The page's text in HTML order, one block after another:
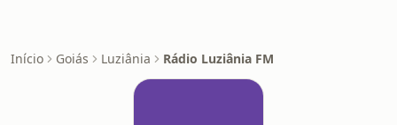
Início Goiás Luziânia Rádio Luziânia FM